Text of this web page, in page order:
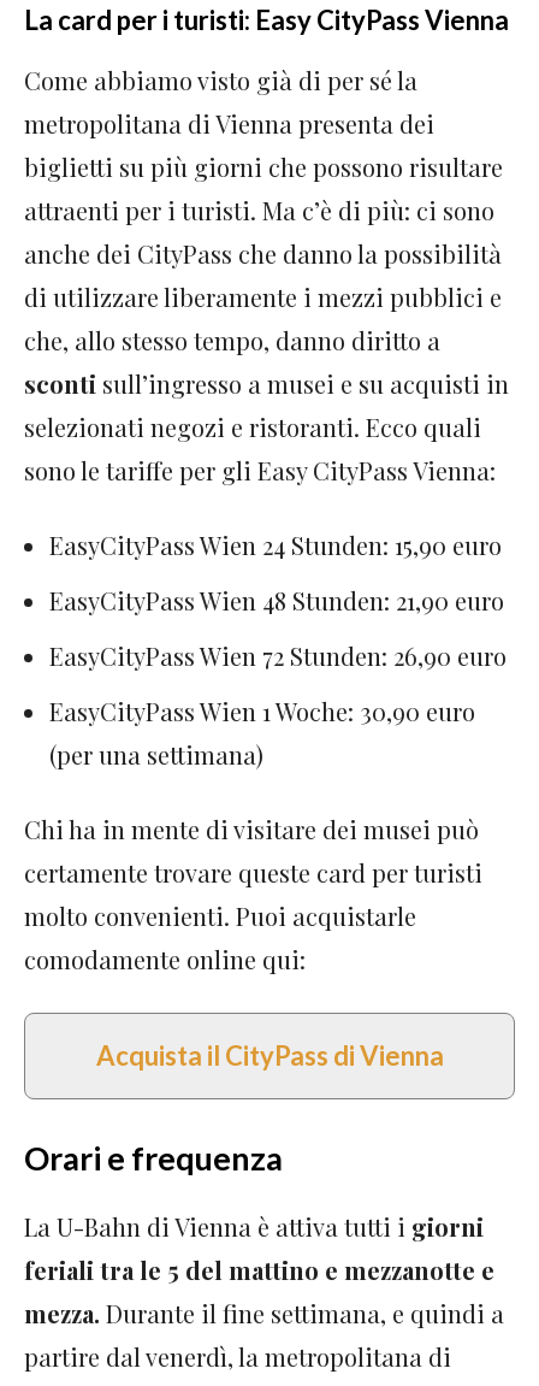
La card per i turisti: Easy CityPass Vienna
Come abbiamo visto già di per sé la
metropolitana di Vienna presenta dei
biglietti su più giorni che possono risultare
attraenti per i turisti. Ma c’è di più: ci sono
anche dei CityPass che danno la possibilità
di utilizzare liberamente i mezzi pubblici e
che, allo stesso tempo, danno diritto a
sconti sull’ingresso a musei e su acquisti in
selezionati negozi e ristoranti. Ecco quali
sono le tariffe per gli Easy CityPass Vienna:
EasyCityPass Wien 24 Stunden: 15,90 euro
EasyCityPass Wien 48 Stunden: 21,90 euro
EasyCityPass Wien 72 Stunden: 26,90 euro
EasyCityPass Wien 1 Woche: 30,90 euro
(per una settimana)
Chi ha in mente di visitare dei musei può
certamente trovare queste card per turisti
molto convenienti. Puoi acquistarle
comodamente online qui:
Acquista il CityPass di Vienna
Orari e frequenza
La U-Bahn di Vienna è attiva tutti i giorni
feriali tra le 5 del mattino e mezzanotte e
mezza. Durante il fine settimana, e quindi a
partire dal venerdì, la metropolitana di